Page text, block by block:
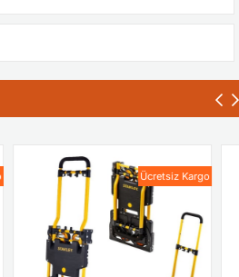
Ücretsiz Kargo